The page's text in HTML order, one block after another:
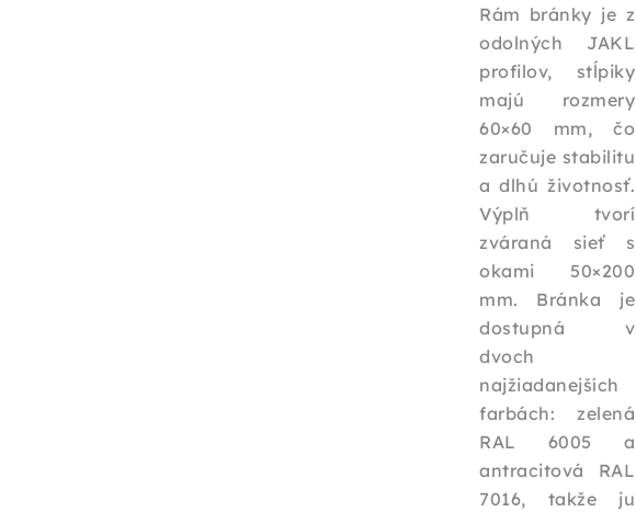
Rám bránky je z
odolných JAKL
profilov, stĺpiky
majú rozmery
60×60 mm, čo
zaručuje stabilitu
a dlhú životnosť.
Výplň tvorí
zváraná sieť s
okami 50×200
mm. Bránka je
dostupná v
dvoch
najžiadanejších
farbách: zelená
RAL 6005 a
antracitová RAL
7016, takže ju